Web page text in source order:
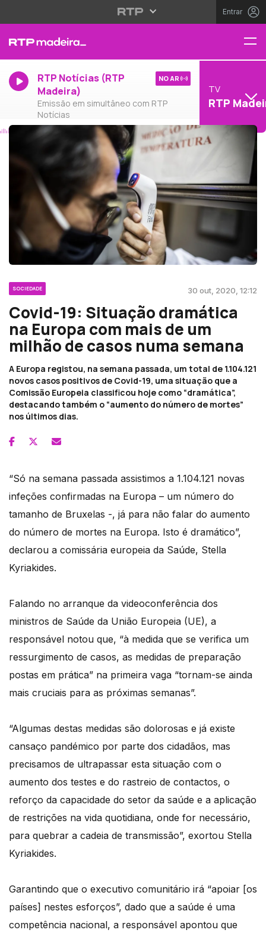
Entrar
RTP Notícias (RTP
Madeira)
Emissão em simultâneo com RTP
Notícias
NO AR
TV
RTP
SOCIEDADE 30 out, 2020, 12:12
Covid-19: Situação dramática
na Europa com mais de um
milhão de casos numa semana
A Europa registou, na semana passada, um total de 1.104.121
novos casos positivos de Covid-19, uma situação que a
Comissão Europeia classificou hoje como “dramática”,
destacando também o “aumento do número de mortes”
nos últimos dias.
“Só na semana passada assistimos a 1.104.121 novas
infeções confirmadas na Europa – um número do
tamanho de Bruxelas -, já para não falar do aumento
do número de mortes na Europa. Isto é dramático”,
declarou a comissária europeia da Saúde, Stella
Kyriakides.
Falando no arranque da videoconferência dos
ministros de Saúde da União Europeia (UE), a
responsável notou que, “à medida que se verifica um
ressurgimento de casos, as medidas de preparação
postas em prática” na primeira vaga “tornam-se ainda
mais cruciais para as próximas semanas”.
“Algumas destas medidas são dolorosas e já existe
cansaço pandémico por parte dos cidadãos, mas
precisamos de ultrapassar esta situação com o
aumento dos testes e do rastreio de contactos, o
reforço da capacidade do setor da saúde e a aplicação
de restrições na vida quotidiana, onde for necessário,
para quebrar a cadeia de transmissão”, exortou Stella
Kyriakides.
Garantindo que o executivo comunitário irá “apoiar [os
países] nestes esforços”, dado que a saúde é uma
competência nacional, a responsável apontou que